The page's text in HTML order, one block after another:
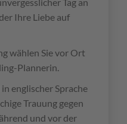
Ihre Liebe auf
wählen Sie vor Ort
Plannerin.
englischer Sprache
Trauung gegen
und vor der